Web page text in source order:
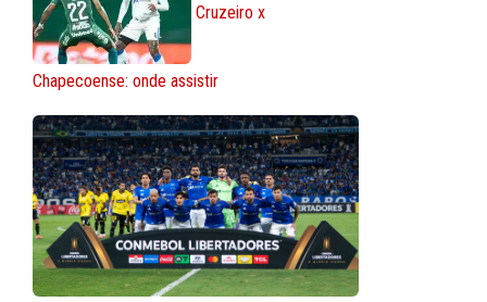
Cruzeiro x
Chapecoense: onde assistir